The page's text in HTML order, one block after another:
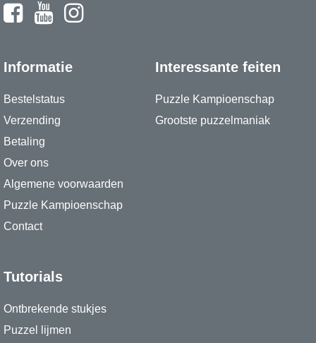
Informatie
Bestelstatus
Verzending
Betaling
Over ons
Algemene voorwaarden
Puzzle Kampioenschap
Contact
Interessante feiten
Puzzle Kampioenschap
Grootste puzzelmaniak
Tutorials
Ontbrekende stukjes
Puzzel lijmen